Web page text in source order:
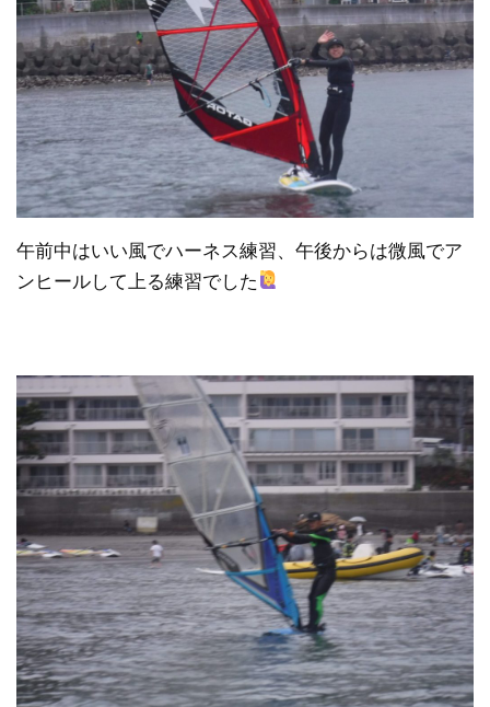
午前中はいい風でハーネス練習、午後からは微風でア
ンヒールして上る練習でした